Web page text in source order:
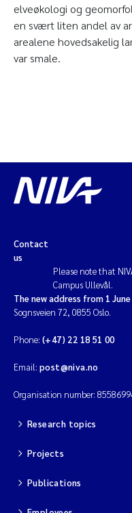
elveøkologi og
en svært liten andel av
arealene hovedsakelig
var smale.
Contact
us
Please note that
Campus Ullevål.
The new address from 1 June
Sognsveien 72, 0855 Oslo.
Phone: (+47) 22 18 51 00
Email: post@niva.no
Organisation number:
Research topics
Projects
Publications